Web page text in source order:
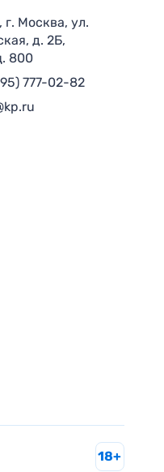
г. Москва, ул.
д. 2Б,
800
777-02-82
18+